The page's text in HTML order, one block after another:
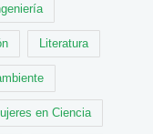
Literatura
en Ciencia